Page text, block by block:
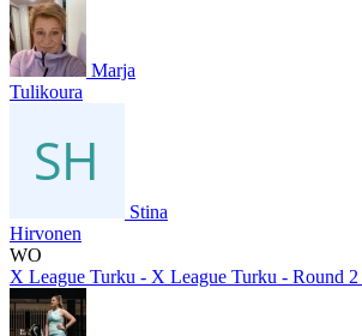
Marja
Tulikoura
Stina
Hirvonen
WO
X League Turku - X League Turku - Round